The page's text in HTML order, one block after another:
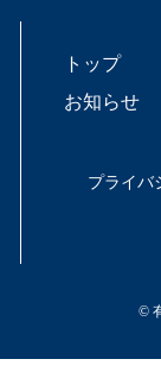
トップ
お知らせ
プライバ
©